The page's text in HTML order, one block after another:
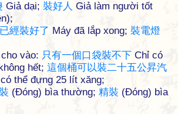
Giả dại; 裝好人 Giả làm người tốt
已經裝好了 Máy đã lắp xong; 裝電燈
vào: 只有一個口袋裝不下 Chỉ có
hết; 這個桶可以裝二十五公昇汽
thể đựng 25 lít xăng;
裝 (Đóng) bìa thường; 精裝 (Đóng) bìa